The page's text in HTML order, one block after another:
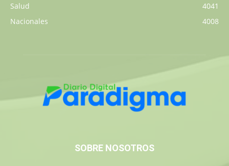
Salud
4041
Nacionales
4008
SOBRE NOSOTROS